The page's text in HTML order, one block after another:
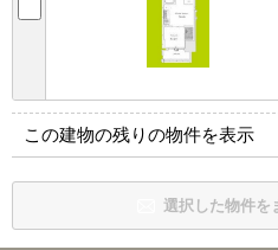
この建物の残りの物件を表示
選択した物件を